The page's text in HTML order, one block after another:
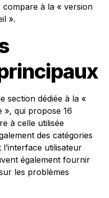
compare à la « version
».
section dédiée à la «
», qui propose 16
à celle utilisée
des catégories
l’interface utilisateur
également fournir
les problèmes